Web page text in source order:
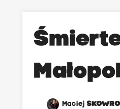
Maciej